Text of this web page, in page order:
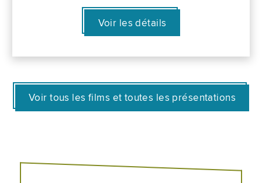
Voir les détails
Voir tous les films et toutes les présentations